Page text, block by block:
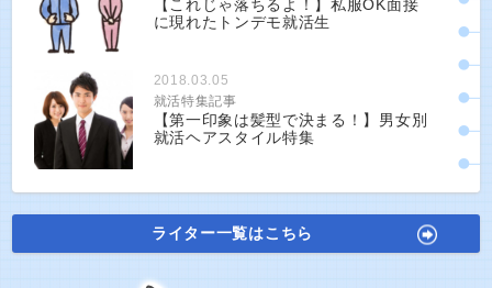
【これじゃ落ちるよ！】私服OK面接
に現れたトンデモ就活生
2018.03.05
就活特集記事
【第一印象は髪型で決まる！】男女別
就活ヘアスタイル特集
ライター一覧はこちら